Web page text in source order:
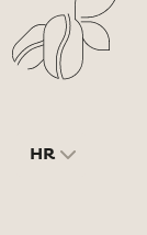
HR